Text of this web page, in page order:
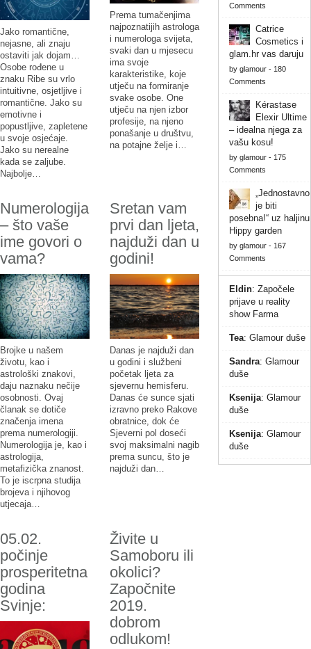
Jako romantične,
nejasne, ali znaju
ostaviti jak dojam…
Osobe rođene u
znaku Ribe su vrlo
intuitivne, osjetljive i
romantične. Jako su
emotivne i
popustljive, zapletene
u svoje osjećaje.
Jako su nerealne
kada se zaljube.
Najbolje…
Prema tumačenjima
najpoznatijih astrologa
i numerologa svijeta,
svaki dan u mjesecu
ima svoje
karakteristike, koje
utječu na formiranje
svake osobe. One
utječu na njen izbor
profesije, na njeno
ponašanje u društvu,
na potajne želje i…
Numerologija
– što vaše
ime govori o
vama?
Brojke u našem
životu, kao i
astrološki znakovi,
daju naznaku nečije
osobnosti. Ovaj
članak se dotiče
značenja imena
prema numerologiji.
Numerologija je, kao i
astrologija,
metafizička znanost.
To je iscrpna studija
brojeva i njihovog
utjecaja…
Sretan vam
prvi dan ljeta,
najduži dan u
godini!
Danas je najduži dan
u godini i službeni
početak ljeta za
sjevernu hemisferu.
Danas će sunce sjati
izravno preko Rakove
obratnice, dok će
Sjeverni pol doseći
svoj maksimalni nagib
prema suncu, što je
najduži dan…
05.02.
počinje
prosperitetna
godina
Svinje:
Živite u
Samoboru ili
okolici?
Započnite
2019.
dobrom
odlukom!
Comments
Catrice
Cosmetics i
glam.hr vas daruju
by glamour- 180
Comments
Kérastase
Elexir Ultime
– idealna njega za
vašu kosu!
by glamour- 175
Comments
„Jednostavno
je biti
posebna!“ uz haljinu
Hippy garden
by glamour- 167
Comments
Eldin: Započele
prijave u reality
show Farma
Tea: Glamour duše
Sandra: Glamour
duše
Ksenija: Glamour
duše
Ksenija: Glamour
duše